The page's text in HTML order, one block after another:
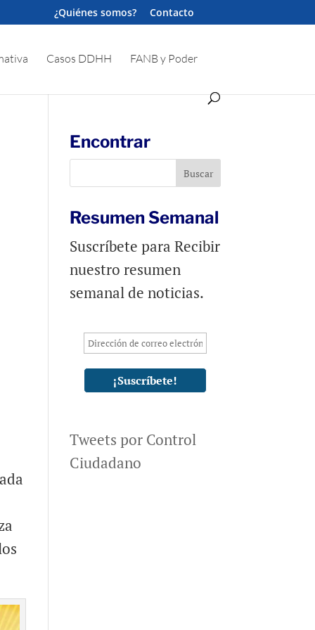
¿Quiénes somos? Contacto
Casos DDHH FANB y Poder
Encontrar
Resumen Semanal
Suscríbete para Recibir
nuestro resumen
semanal de noticias.
Tweets por Control
Ciudadano